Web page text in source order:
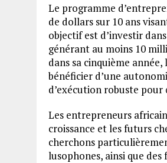
Le programme
de dollars sur 10 ans
objectif est d’investir
générant au moins 10
dans sa cinquième
bénéficier d’une
d’exécution robuste
Les entrepreneurs
croissance et les futurs
cherchons
lusophones, ainsi que